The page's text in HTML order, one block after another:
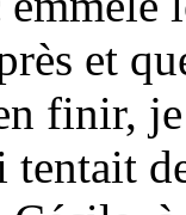
et
finir,